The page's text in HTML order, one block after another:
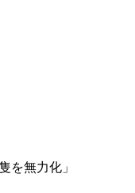
を無力化」